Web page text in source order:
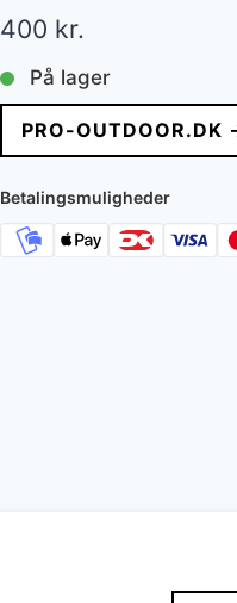
400 kr.
På lager
PRO-OUTDOOR.DK
Betalingsmuligheder